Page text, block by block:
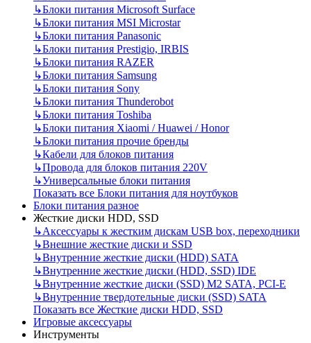
↳Блоки питания Microsoft Surface
↳Блоки питания MSI Microstar
↳Блоки питания Panasonic
↳Блоки питания Prestigio, IRBIS
↳Блоки питания RAZER
↳Блоки питания Samsung
↳Блоки питания Sony
↳Блоки питания Thunderobot
↳Блоки питания Toshiba
↳Блоки питания Xiaomi / Huawei / Honor
↳Блоки питания прочие бренды
↳Кабели для блоков питания
↳Провода для блоков питания 220V
↳Универсальные блоки питания
Показать все Блоки питания для ноутбуков
Блоки питания разное
Жесткие диски HDD, SSD
↳Аксессуары к жестким дискам USB box, переходники
↳Внешние жесткие диски и SSD
↳Внутренние жесткие диски (HDD) SATA
↳Внутренние жесткие диски (HDD, SSD) IDE
↳Внутренние жесткие диски (SSD) M2 SATA, PCI-E
↳Внутренние твердотельные диски (SSD) SATA
Показать все Жесткие диски HDD, SSD
Игровые аксессуары
Инструменты